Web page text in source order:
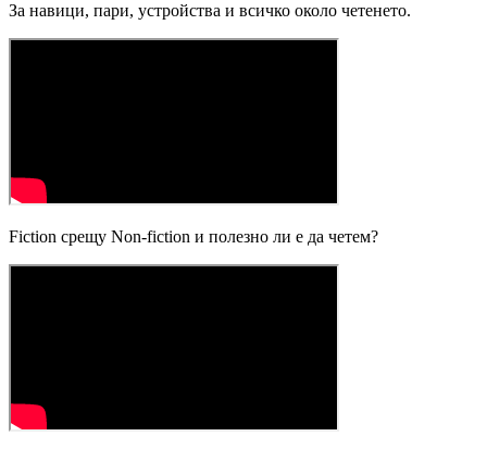
За навици, пари, устройства и всичко около четенето.
Fiction срещу Non-fiction и полезно ли е да четем?